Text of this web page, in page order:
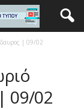
| 09/02
09/02